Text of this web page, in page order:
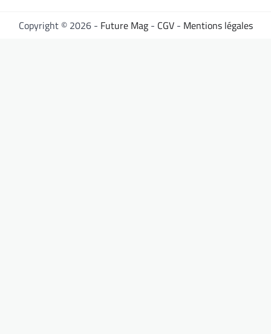
Copyright © 2026 - Future Mag- CGV- Mentions légales